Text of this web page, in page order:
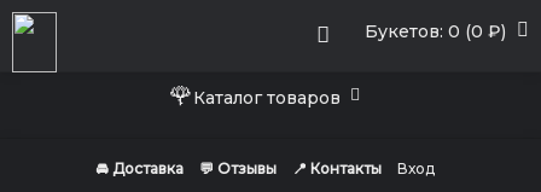
Букетов: 0 (0 ₽)
🌹Каталог товаров
🚘 Доставка 💬 Отзывы 📍 Контакты Вход